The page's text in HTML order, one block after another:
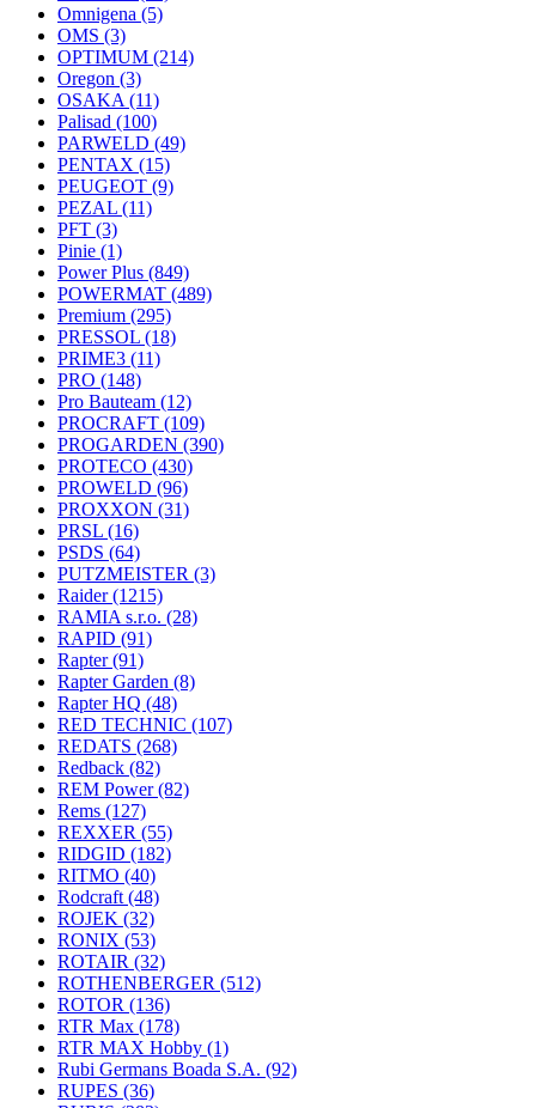
Omnigena (5)
OMS (3)
OPTIMUM (214)
Oregon (3)
OSAKA (11)
Palisad (100)
PARWELD (49)
PENTAX (15)
PEUGEOT (9)
PEZAL (11)
PFT (3)
Pinie (1)
Power Plus (849)
POWERMAT (489)
Premium (295)
PRESSOL (18)
PRIME3 (11)
PRO (148)
Pro Bauteam (12)
PROCRAFT (109)
PROGARDEN (390)
PROTECO (430)
PROWELD (96)
PROXXON (31)
PRSL (16)
PSDS (64)
PUTZMEISTER (3)
Raider(1215)
RAMIA s.r.o. (28)
RAPID (91)
Rapter(91)
Rapter Garden (8)
Rapter HQ (48)
RED TECHNIC (107)
REDATS (268)
Redback (82)
REM Power(82)
Rems (127)
REXXER (55)
RIDGID (182)
RITMO (40)
Rodcraft (48)
ROJEK (32)
RONIX (53)
ROTAIR (32)
ROTHENBERGER (512)
ROTOR (136)
RTR Max (178)
RTR MAX Hobby (1)
Rubi Germans Boada S.A. (92)
RUPES (36)